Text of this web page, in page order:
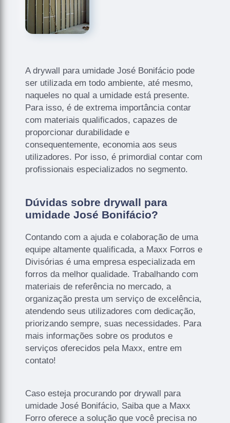
A drywall para umidade José Bonifácio pode
ser utilizada em todo ambiente, até mesmo,
naqueles no qual a umidade está presente.
Para isso, é de extrema importância contar
com materiais qualificados, capazes de
proporcionar durabilidade e
consequentemente, economia aos seus
utilizadores. Por isso, é primordial contar com
profissionais especializados no segmento.
Dúvidas sobre drywall para
umidade José Bonifácio?
Contando com a ajuda e colaboração de uma
equipe altamente qualificada, a Maxx Forros e
Divisórias é uma empresa especializada em
forros da melhor qualidade. Trabalhando com
materiais de referência no mercado, a
organização presta um serviço de excelência,
atendendo seus utilizadores com dedicação,
priorizando sempre, suas necessidades. Para
mais informações sobre os produtos e
serviços oferecidos pela Maxx, entre em
contato!
Caso esteja procurando por drywall para
umidade José Bonifácio, Saiba que a Maxx
Forro oferece a solução que você precisa no